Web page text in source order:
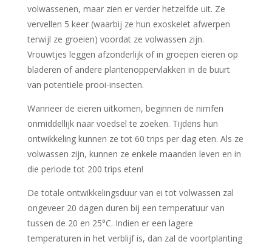
volwassenen, maar zien er verder hetzelfde uit. Ze
vervellen 5 keer (waarbij ze hun exoskelet afwerpen
terwijl ze groeien) voordat ze volwassen zijn.
Vrouwtjes leggen afzonderlijk of in groepen eieren op
bladeren of andere plantenoppervlakken in de buurt
van potentiële prooi-insecten.
Wanneer de eieren uitkomen, beginnen de nimfen
onmiddellijk naar voedsel te zoeken. Tijdens hun
ontwikkeling kunnen ze tot 60 trips per dag eten. Als ze
volwassen zijn, kunnen ze enkele maanden leven en in
die periode tot 200 trips eten!
De totale ontwikkelingsduur van ei tot volwassen zal
ongeveer 20 dagen duren bij een temperatuur van
tussen de 20 en 25°C. Indien er een lagere
temperaturen in het verblijf is, dan zal de voortplanting